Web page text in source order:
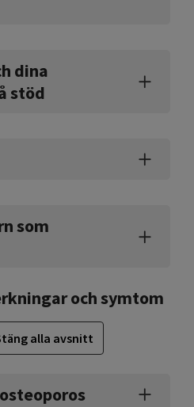
dina
stöd
som
och symtom
alla avsnitt